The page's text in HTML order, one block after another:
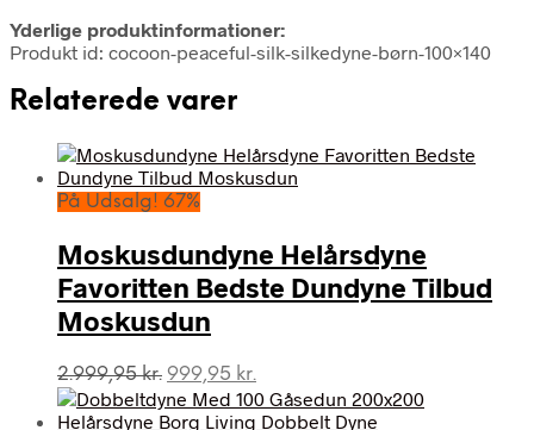
Yderlige produktinformationer:
Produkt id: cocoon-peaceful-silk-silkedyne-børn-100×140
Relaterede varer
På Udsalg! 67%
Moskusdundyne Helårsdyne
Favoritten Bedste Dundyne Tilbud
Moskusdun
2.999,95kr. Den
oprindelige
pris
999,95 kr.
aktuelle
pris